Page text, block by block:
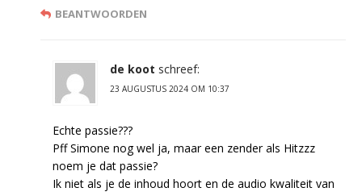
BEANTWOORDEN
de koot schreef:
23 AUGUSTUS 2024 OM 10:37
Echte passie???
Pff Simone nog wel ja, maar een zender als Hitzzz
noem je dat passie?
Ik niet als je de inhoud hoort en de audio kwaliteit van